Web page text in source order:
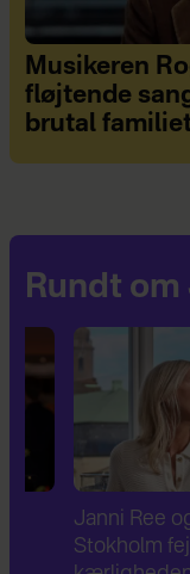
Musikeren
fløjtende
brutal
Rundt om
Janni Ree og
Stokholm fejrer